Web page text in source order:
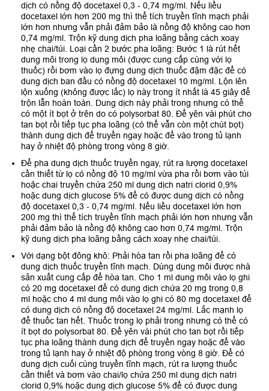
dịch có nồng độ docetaxel 0,3 - 0,74 mg/ml. Nếu liều
docetaxel lớn hơn 200 mg thì thể tích truyền tĩnh mạch phải
lớn hơn nhưng vẫn phải đảm bảo là nồng độ không cao hơn
0,74 mg/ml. Trộn kỹ dung dịch pha loãng bằng cách xoay
nhẹ chai/túi. Loại cần 2 bước pha loãng: Bước 1 là rút hết
dung môi trong lọ dung môi (được cung cấp cùng với lọ
thuốc) rồi bơm vào lọ đựng dung dịch thuốc đậm đặc để có
dung dịch ban đầu có nồng độ docetaxel 10 mg/ml. Lộn lên
lộn xuống (không được lắc) lọ này trong ít nhất là 45 giây để
trộn lẫn hoàn toàn. Dung dịch này phải trong nhưng có thể
có một ít bọt ở trên do có polysorbat 80. Để yên vài phút cho
tan bọt rồi tiếp tục pha loãng (có thể vẫn còn một chút bọt)
thành dung dịch để truyền ngay hoặc để vào trong tủ lạnh
hay ở nhiệt độ phòng trong vòng 8 giờ.
Để pha dung dịch thuốc truyền ngay, rút ra lượng docetaxel
cần thiết từ lọ có nồng độ 10 mg/ml vừa pha rồi bơm vào túi
hoặc chai truyền chứa 250 ml dung dịch natri clorid 0,9%
hoặc dung dịch glucose 5% để có được dung dịch có nồng
độ docetaxel 0,3 - 0,74 mg/ml. Nếu liều docetaxel lớn hơn
200 mg thì thể tích truyền tĩnh mạch phải lớn hơn nhưng vẫn
phải đảm bảo là nồng độ không cao hơn 0,74 mg/ml. Trộn
kỹ dung dịch pha loãng bằng cách xoay nhẹ chai/túi.
Với dạng bột đông khô: Phải hòa tan rồi pha loãng để có
dung dịch thuốc truyền tĩnh mạch. Dùng dung môi được nhà
sản xuất cung cấp để hòa tan. Cho 1 ml dung môi vào lọ ghi
có 20 mg docetaxel để có dung dịch chứa 20 mg trong 0,8
ml hoặc cho 4 ml dung môi vào lọ ghi có 80 mg docetaxel để
có dung dịch có nồng độ docetaxel 24 mg/ml. Lắc mạnh lọ
để thuốc tan hết. Thuốc trong lọ phải trong nhưng có thể có
ít bọt do polysorbat 80. Để yên vài phút cho tan bọt rồi tiếp
tục pha loãng thành dung dịch để truyền ngay hoặc để vào
trong tủ lạnh hay ở nhiệt độ phòng trong vòng 8 giờ. Để có
dung dịch cuối cùng truyền tĩnh mạch, rút ra lượng thuốc
cần thiết và bơm vào chai/lọ chứa 250 ml dung dịch natri
clorid 0,9% hoặc dung dịch glucose 5% để có được dung